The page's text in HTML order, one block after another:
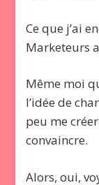
Ce que j’ai
Marketeurs
Même moi
l’idée de
peu me
convaincre.
Alors, oui,